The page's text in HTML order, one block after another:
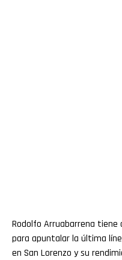
Rodolfo Arruabarrena tiene
para apuntalar la última
en San Lorenzo y su